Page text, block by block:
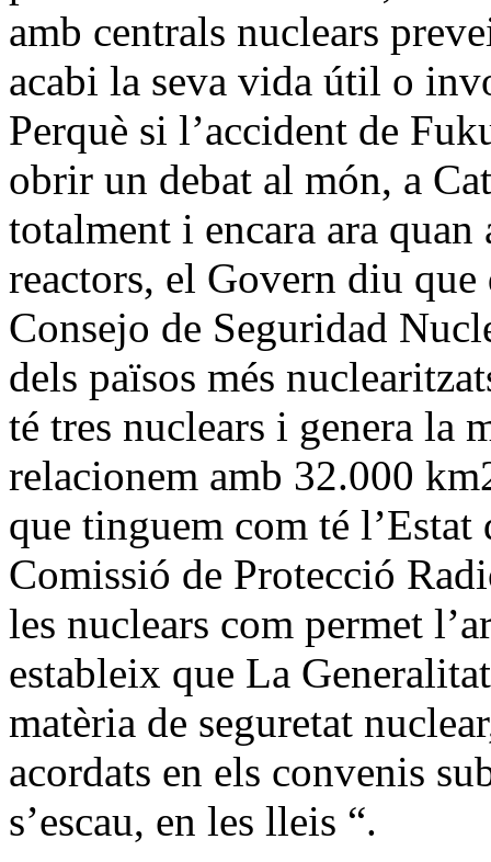
amb centrals nuclears
acabi la seva vida útil o
Perquè si l’accident de
obrir un debat al món, a
totalment i encara ara quan
reactors, el Govern diu que
Consejo de Seguridad
dels països més
té tres nuclears i genera la
relacionem amb 32.000
que tinguem com té
Comissió de Protecció
les nuclears com permet
estableix que La
matèria de seguretat
acordats en els convenis
s’escau, en les lleis “.